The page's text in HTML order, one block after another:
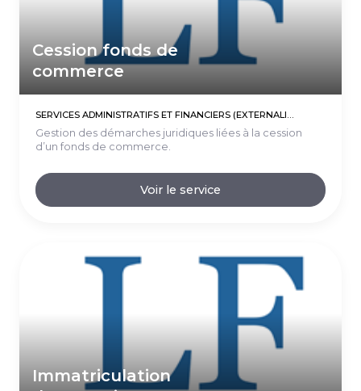
Cession fonds de
commerce
SERVICES ADMINISTRATIFS ET FINANCIERS (EXTERNALISATIONS)
Gestion des démarches juridiques liées à la cession
d’un fonds de commerce.
Voir le service
Immatriculation